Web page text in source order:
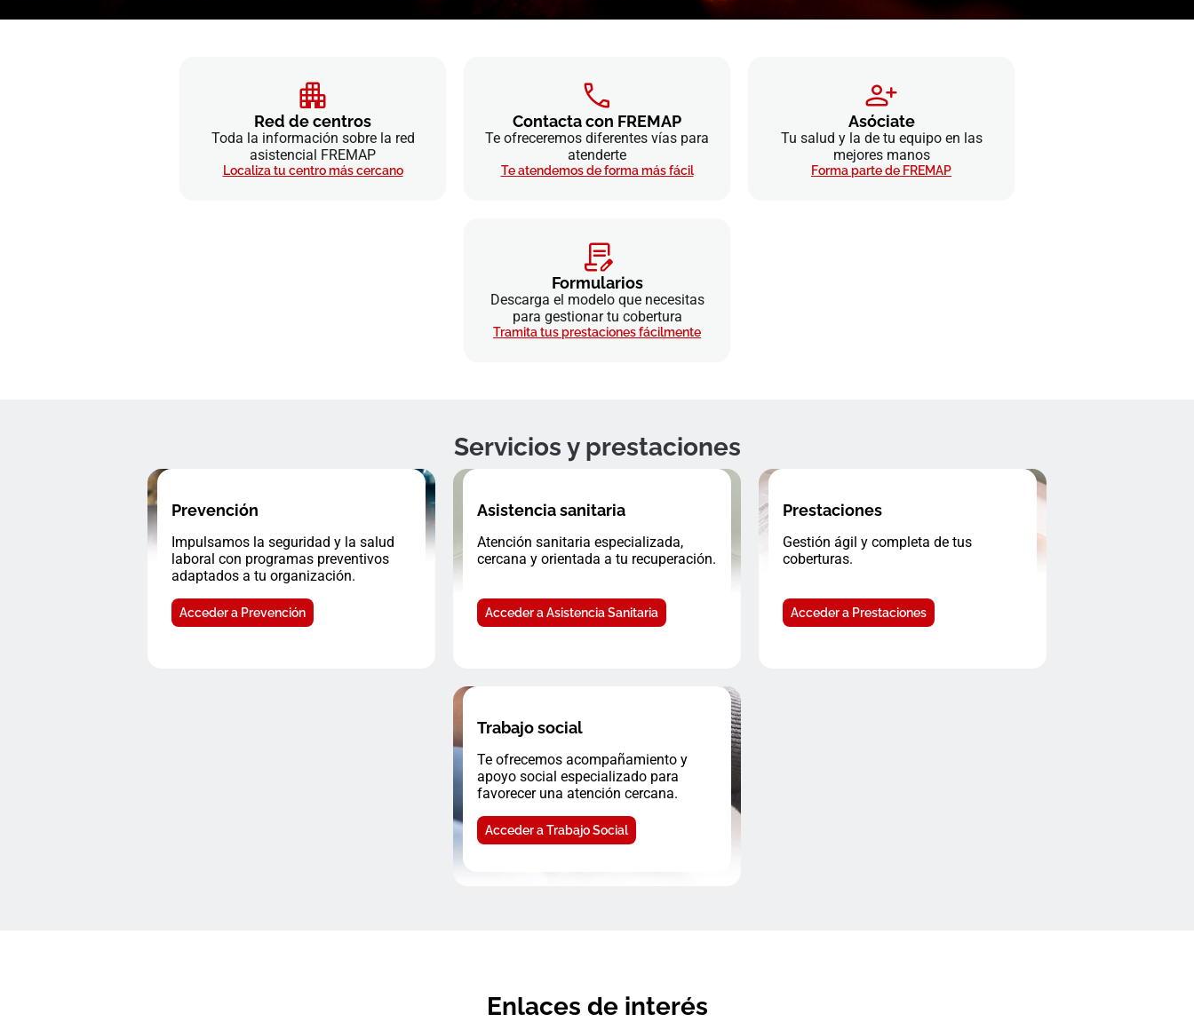
Red de centros
Toda la información sobre la red
asistencial FREMAP
Localiza tu centro más cercano
Contacta con FREMAP
Te ofreceremos diferentes vías para
atenderte
Te atendemos de forma más fácil
Asóciate
Tu salud y la de tu equipo en las
mejores manos
Forma parte de FREMAP
Formularios
Descarga el modelo que necesitas
para gestionar tu cobertura
Tramita tus prestaciones fácilmente
Servicios y prestaciones
Prevención
Impulsamos la seguridad y la salud
laboral con programas preventivos
adaptados a tu organización.
Acceder a Prevención
Asistencia sanitaria
Atención sanitaria especializada,
cercana y orientada a tu recuperación.
Acceder a Asistencia Sanitaria
Prestaciones
Gestión ágil y completa de tus
coberturas.
Acceder a Prestaciones
Trabajo social
Te ofrecemos acompañamiento y
apoyo social especializado para
favorecer una atención cercana.
Acceder a Trabajo Social
Enlaces de interés